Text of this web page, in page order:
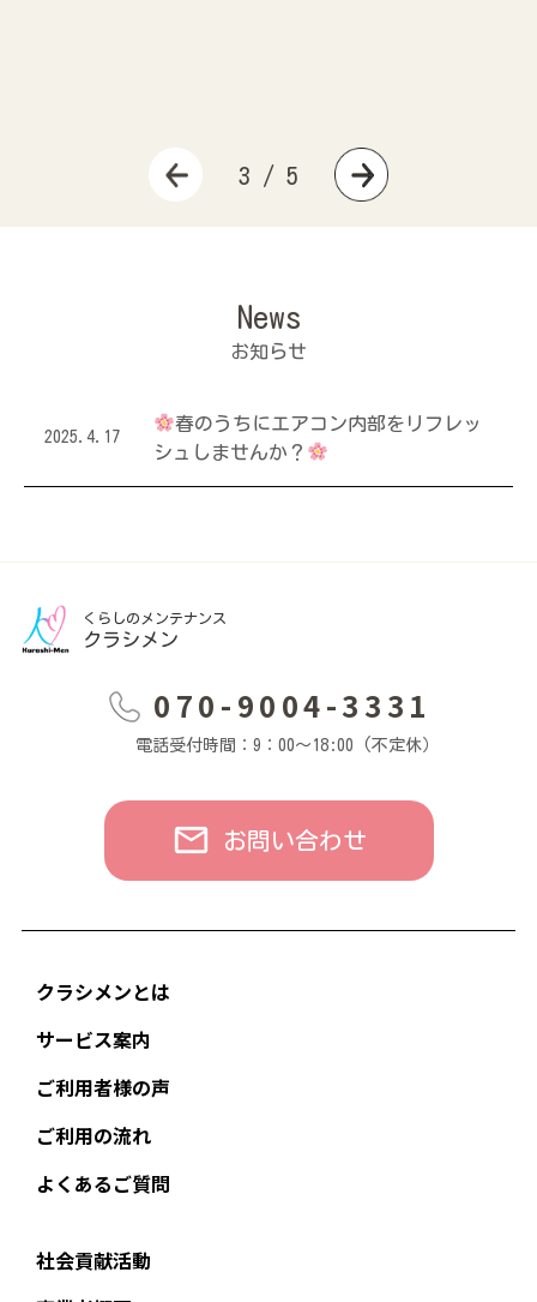
3 / 5
News
2025.4.17
春のうちにエアコン内部をリフレッ
シュしませんか？
くらしのメンテナンス
クラシメン
070-9004-3331
電話受付時間：9：00～18:00 (不定休）
お問い合わせ
クラシメンとは
サービス案内
ご利用者様の声
ご利用の流れ
よくあるご質問
社会貢献活動